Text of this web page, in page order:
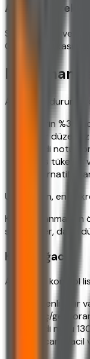
Acil ve Gerekli
Sağlık, eğitim
Garanti
Ne Zaman
Aşağıdaki
Gelirin
Gelir
Kredi notu
Lüks
Alternatif
Unutmayın, en iyi
Kredi kullanmadan
seçenekler, daha
Karar Ağacı
Aşağıdaki kontrol
Düzenli gelir
Borç/gelir
Kredi notu
Harcama